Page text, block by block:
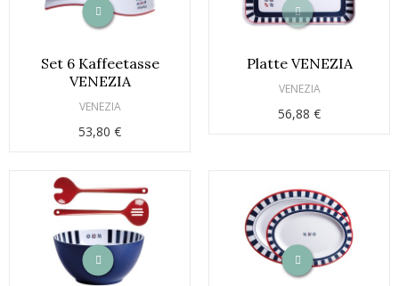
Set 6 Kaffeetasse
VENEZIA
VENEZIA
53,80 €
Platte VENEZIA
VENEZIA
56,88 €